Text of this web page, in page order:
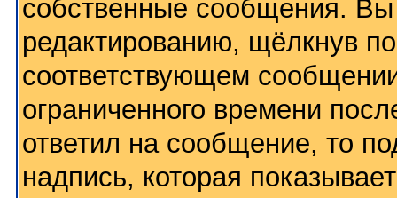
собственные сообщения.
редактированию, щёлкнув
соответствующем
ограниченного времени
ответил на сообщение, то
надпись, которая